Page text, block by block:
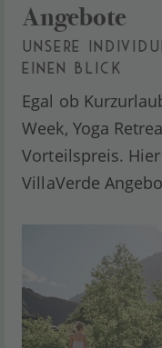
Angebote
Unsere
einen Blick
Egal ob
Week, Yoga
Vorteilspreis.
VillaVerde